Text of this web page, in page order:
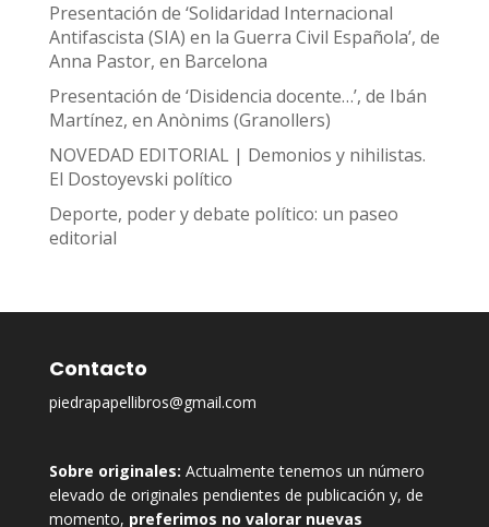
Presentación de ‘Solidaridad Internacional
Antifascista (SIA) en la Guerra Civil Española’, de
Anna Pastor, en Barcelona
Presentación de ‘Disidencia docente…’, de Ibán
Martínez, en Anònims (Granollers)
NOVEDAD EDITORIAL | Demonios y nihilistas.
El Dostoyevski político
Deporte, poder y debate político: un paseo
editorial
Contacto
piedrapapellibros@gmail.com
Sobre originales: Actualmente tenemos un número
elevado de originales pendientes de publicación y, de
momento, preferimos no valorar nuevas